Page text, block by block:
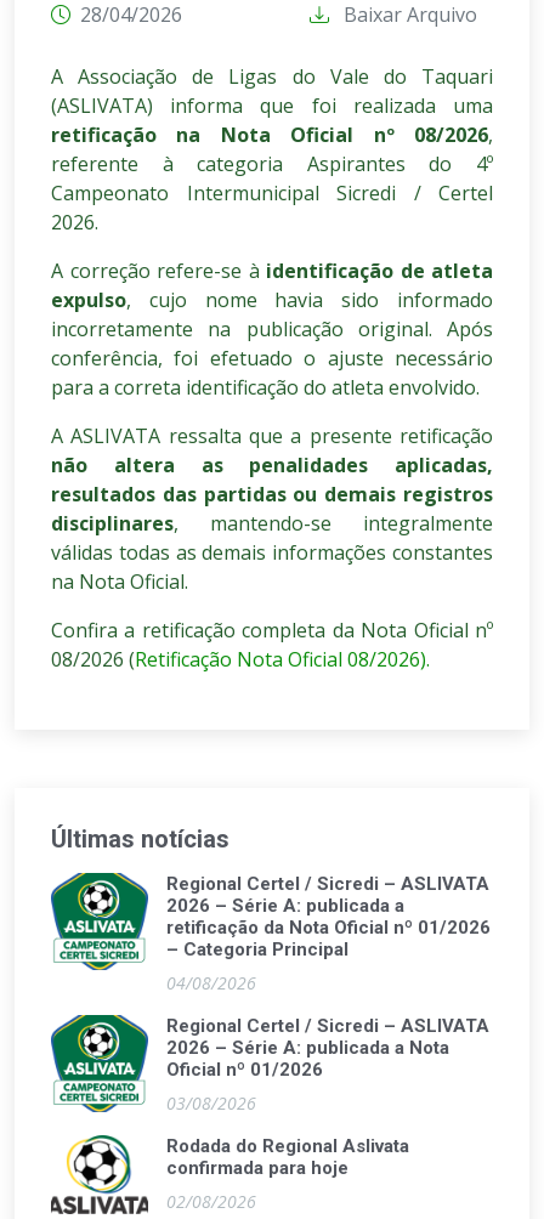
28/04/2026 Baixar Arquivo
A Associação de Ligas do Vale do Taquari
(ASLIVATA) informa que foi realizada uma
retificação na Nota Oficial nº 08/2026,
referente à categoria Aspirantes do 4º
Campeonato Intermunicipal Sicredi / Certel
2026.
A correção refere-se à identificação de atleta
expulso, cujo nome havia sido informado
incorretamente na publicação original. Após
conferência, foi efetuado o ajuste necessário
para a correta identificação do atleta envolvido.
A ASLIVATA ressalta que a presente retificação
não altera as penalidades aplicadas,
resultados das partidas ou demais registros
disciplinares, mantendo-se integralmente
válidas todas as demais informações constantes
na Nota Oficial.
Confira a retificação completa da Nota Oficial nº
08/2026 (Retificação Nota Oficial 08/2026).
Últimas notícias
Regional Certel / Sicredi – ASLIVATA
2026 – Série A: publicada a
retificação da Nota Oficial nº 01/2026
– Categoria Principal
04/08/2026
Regional Certel / Sicredi – ASLIVATA
2026 – Série A: publicada a Nota
Oficial nº 01/2026
03/08/2026
Rodada do Regional Aslivata
confirmada para hoje
02/08/2026